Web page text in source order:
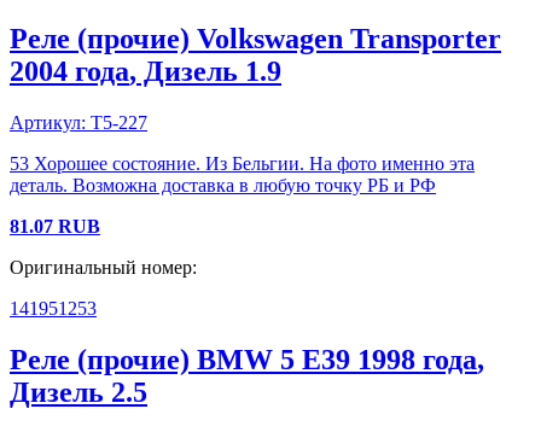
Реле (прочие) Volkswagen Transporter
2004 года, Дизель 1.9
Артикул: T5-227
53 Хорошее состояние. Из Бельгии. На фото именно эта
деталь. Возможна доставка в любую точку РБ и РФ
81.07 RUB
Оригинальный номер:
141951253
Реле (прочие) BMW 5 E39 1998 года,
Дизель 2.5